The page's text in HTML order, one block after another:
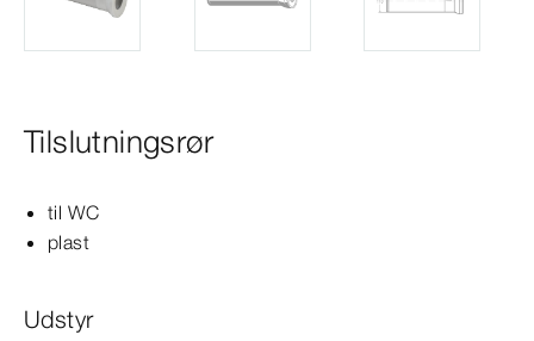
Tilslutningsrør
til WC
plast
Udstyr